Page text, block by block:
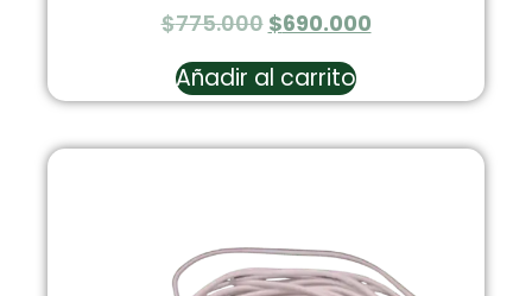
$775.000 $690.000
Añadir al carrito